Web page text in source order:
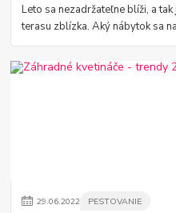
Leto sa nezadržateľne blíži, a
terasu zblízka. Aký nábytok sa
29.06.2022 PESTOVANIE